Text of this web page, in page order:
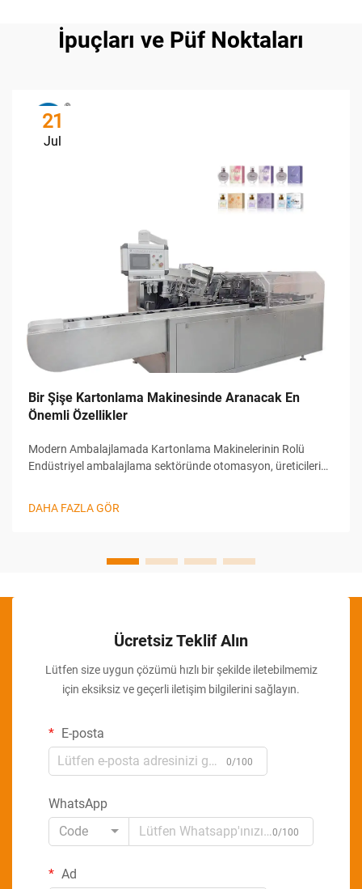
İpuçları ve Püf Noktaları
21
Jul
Bir Şişe Kartonlama Makinesinde Aranacak En
Önemli Özellikler
Modern Ambalajlamada Kartonlama Makinelerinin Rolü
Endüstriyel ambalajlama sektöründe otomasyon, üreticilerin
dönüştüren bir yenilikçidir. Bu inovasyonlar arasında Şişe
DAHA FAZLA GÖR
Ücretsiz Teklif Alın
Lütfen size uygun çözümü hızlı bir şekilde iletebilmemiz
için eksiksiz ve geçerli iletişim bilgilerini sağlayın.
E-posta
0/100
WhatsApp
Code
0/100
Ad